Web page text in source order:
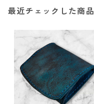
最近チェックした商品